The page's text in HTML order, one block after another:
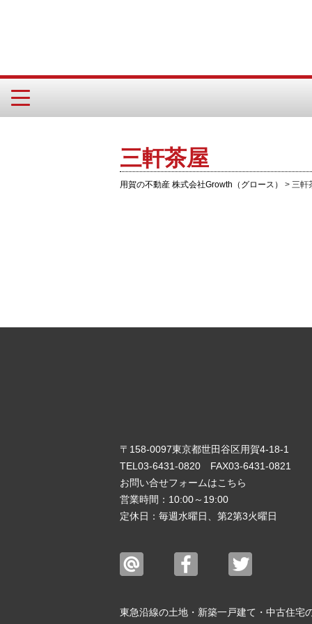
三軒茶屋
用賀の不動産 株式会社Growth（グロース） > 三軒
〒158-0097東京都世田谷区用賀4-18-1
TEL03-6431-0820 FAX03-6431-0821
お問い合せフォームはこちら
営業時間：10:00～19:00
定休日：毎週水曜日、第2第3火曜日
東急沿線の土地・新築一戸建て・中古住宅